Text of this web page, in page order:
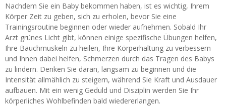
Nachdem Sie ein Baby bekommen haben, ist es wichtig, Ihrem
Körper Zeit zu geben, sich zu erholen, bevor Sie eine
Trainingsroutine beginnen oder wieder aufnehmen. Sobald Ihr
Arzt grünes Licht gibt, können einige spezifische Übungen helfen,
Ihre Bauchmuskeln zu heilen, Ihre Körperhaltung zu verbessern
und Ihnen dabei helfen, Schmerzen durch das Tragen des Babys
zu lindern. Denken Sie daran, langsam zu beginnen und die
Intensität allmählich zu steigern, während Sie Kraft und Ausdauer
aufbauen. Mit ein wenig Geduld und Disziplin werden Sie Ihr
körperliches Wohlbefinden bald wiedererlangen.